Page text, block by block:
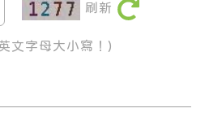
刷新
文字母大小寫！)